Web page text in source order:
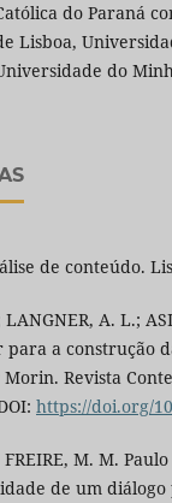
do Paraná
Lisboa,
do
de conteúdo.
LANGNER, A. L.;
para a construção
Revista
https://doi.org/
FREIRE, M. M.
de um